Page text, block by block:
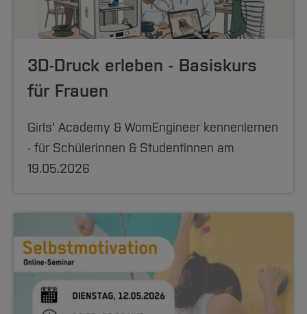
3D-Druck erleben - Basiskurs
für Frauen
Girls' Academy & WomEngineer kennenlernen
- für Schülerinnen & Studentinnen am
19.05.2026